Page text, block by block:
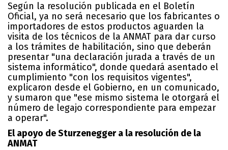
Según la resolución publicada en el Boletín
Oficial, ya no será necesario que los fabricantes o
importadores de estos productos aguarden la
visita de los técnicos de la ANMAT para dar curso
a los trámites de habilitación, sino que deberán
presentar "una declaración jurada a través de un
sistema informático", donde quedará asentado el
cumplimiento "con los requisitos vigentes",
explicaron desde el Gobierno, en un comunicado,
y sumaron que "ese mismo sistema le otorgará el
número de legajo correspondiente para empezar
a operar".
El apoyo de Sturzenegger a la resolución de la
ANMAT